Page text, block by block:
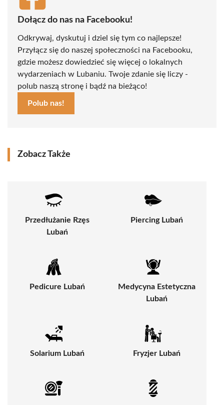
Dołącz do nas na Facebooku!
Odkrywaj, dyskutuj i dziel się tym co najlepsze!
Przyłącz się do naszej społeczności na Facebooku,
gdzie możesz dowiedzieć się więcej o lokalnych
wydarzeniach w Lubaniu. Twoje zdanie się liczy -
polub naszą stronę i bądź na bieżąco!
Polub nas!
Zobacz Także
Przedłużanie Rzęs
Lubań
Piercing Lubań
Pedicure Lubań
Medycyna Estetyczna
Lubań
Solarium Lubań Fryzjer Lubań